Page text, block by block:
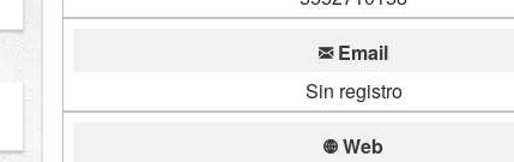
Email
Sin registro
Web